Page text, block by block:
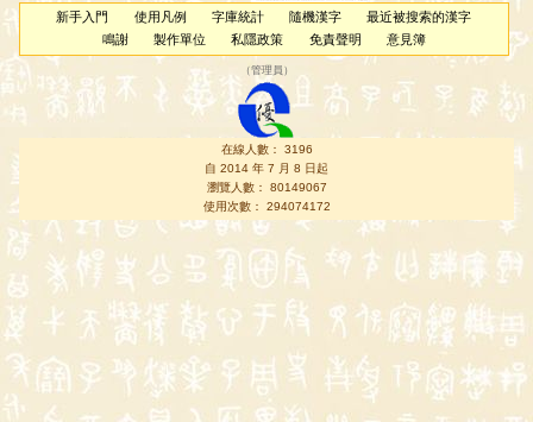
新手入門 使用凡例 字庫統計 隨機漢字
最近被搜索的漢字
鳴謝
製作單位 私隱政策 免責聲明 意見簿
（管理員 ）
在線人數： 3196
自 2014 年 7 月 8 日起
瀏覽人數： 80149067
使用次數： 294074172